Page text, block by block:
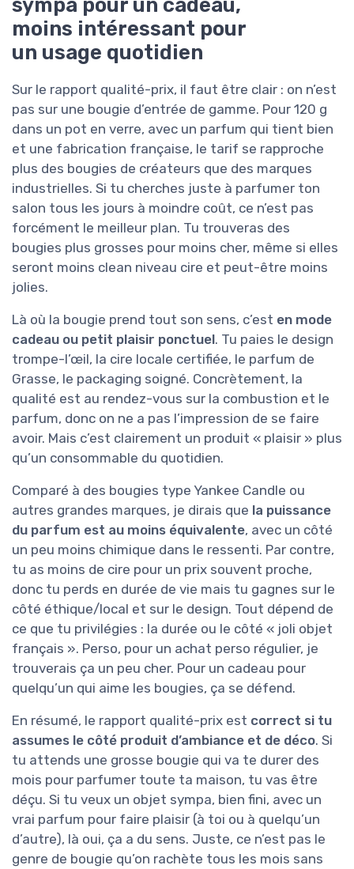
moins intéressant pour
un usage quotidien
Sur le rapport qualité-prix, il faut être clair : on n’est
pas sur une bougie d’entrée de gamme. Pour 120 g
dans un pot en verre, avec un parfum qui tient bien
et une fabrication française, le tarif se rapproche
plus des bougies de créateurs que des marques
industrielles. Si tu cherches juste à parfumer ton
salon tous les jours à moindre coût, ce n’est pas
forcément le meilleur plan. Tu trouveras des
bougies plus grosses pour moins cher, même si elles
seront moins clean niveau cire et peut-être moins
jolies.
Là où la bougie prend tout son sens, c’est en mode
cadeau ou petit plaisir ponctuel. Tu paies le design
trompe-l’œil, la cire locale certifiée, le parfum de
Grasse, le packaging soigné. Concrètement, la
qualité est au rendez-vous sur la combustion et le
parfum, donc on ne a pas l’impression de se faire
avoir. Mais c’est clairement un produit « plaisir » plus
qu’un consommable du quotidien.
Comparé à des bougies type Yankee Candle ou
autres grandes marques, je dirais que la puissance
du parfum est au moins équivalente, avec un côté
un peu moins chimique dans le ressenti. Par contre,
tu as moins de cire pour un prix souvent proche,
donc tu perds en durée de vie mais tu gagnes sur le
côté éthique/local et sur le design. Tout dépend de
ce que tu privilégies : la durée ou le côté « joli objet
français ». Perso, pour un achat perso régulier, je
trouverais ça un peu cher. Pour un cadeau pour
quelqu’un qui aime les bougies, ça se défend.
En résumé, le rapport qualité-prix est correct si tu
assumes le côté produit d’ambiance et de déco. Si
tu attends une grosse bougie qui va te durer des
mois pour parfumer toute ta maison, tu vas être
déçu. Si tu veux un objet sympa, bien fini, avec un
vrai parfum pour faire plaisir (à toi ou à quelqu’un
d’autre), là oui, ça a du sens. Juste, ce n’est pas le
genre de bougie qu’on rachète tous les mois sans